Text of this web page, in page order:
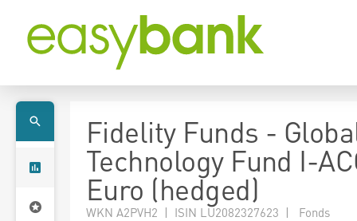
Fidelity Funds -
Technology Fund I-
Euro (hedged)
WKN A2PVH2 | ISIN LU2082327623 | Fonds